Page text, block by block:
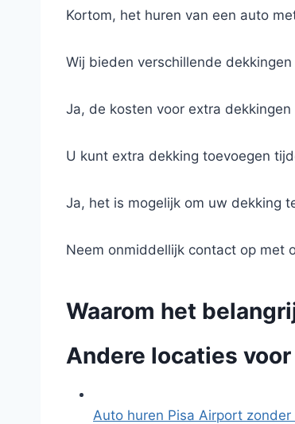
Kortom, het huren van een auto
Wij bieden verschillende
Ja, de kosten voor extra
U kunt extra dekking toevoegen
Ja, het is mogelijk om uw dekking
Neem onmiddellijk contact op met
Waarom het
Andere locaties
Auto huren Pisa Airport